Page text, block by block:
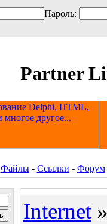
Пароль:
Partner
Файлы- Ссылки - Форум
Internet